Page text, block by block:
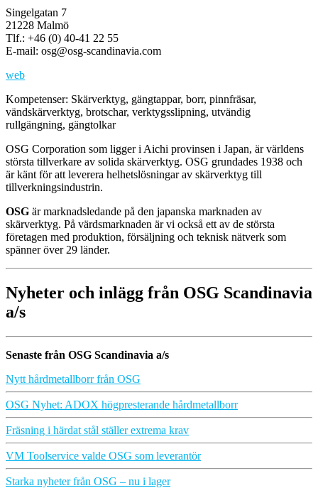
Singelgatan 7
21228 Malmö
Tlf.: +46 (0) 40-41 22 55
E-mail: osg@osg-scandinavia.com
web
Kompetenser: Skärverktyg, gängtappar, borr, pinnfräsar,
vändskärverktyg, brotschar, verktygsslipning, utvändig
rullgängning, gängtolkar
OSG Corporation som ligger i Aichi provinsen i Japan, är världens
största tillverkare av solida skärverktyg. OSG grundades 1938 och
är känt för att leverera helhetslösningar av skärverktyg till
tillverkningsindustrin.
OSG är marknadsledande på den japanska marknaden av
skärverktyg. På värdsmarknaden är vi också ett av de största
företagen med produktion, försäljning och teknisk nätverk som
spänner över 29 länder.
Nyheter och inlägg från OSG Scandinavia
a/s
Senaste från OSG Scandinavia a/s
Nytt hårdmetallborr från OSG
OSG Nyhet: ADOX högpresterande hårdmetallborr
Fräsning i härdat stål ställer extrema krav
VM Toolservice valde OSG som leverantör
Starka nyheter från OSG – nu i lager